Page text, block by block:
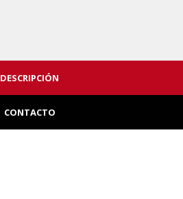
DESCRIPCIÓN
CONTACTO